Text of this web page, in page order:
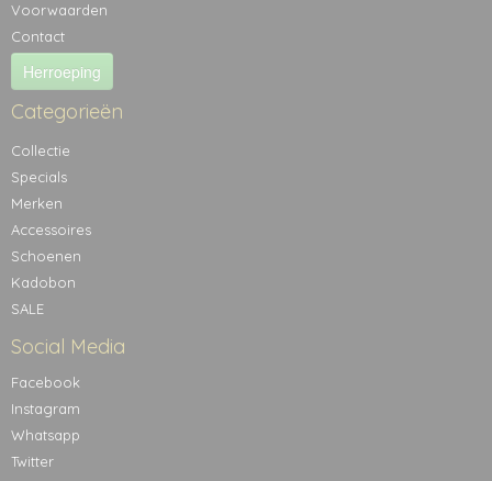
Voorwaarden
Contact
Herroeping
Categorieën
Collectie
Specials
Merken
Accessoires
Schoenen
Kadobon
SALE
Social Media
Facebook
Instagram
Whatsapp
Twitter